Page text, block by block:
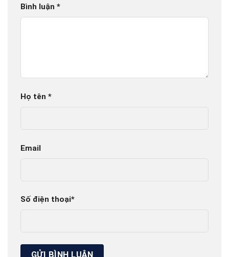
Bình luận *
Họ tên *
Email
Số điện thoại*